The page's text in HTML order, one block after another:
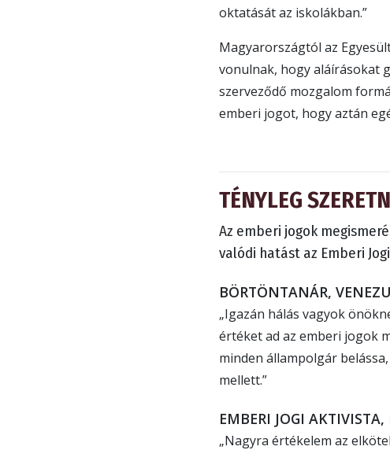
oktatását az iskolákban.”
Magyarországtól az
vonulnak, hogy aláírásokat
szerveződő mozgalom
emberi jogot, hogy aztán
TÉNYLEG
Az emberi jogok
valódi hatást az Emberi
BÖRTÖNTANÁR,
„Igazán hálás vagyok
értéket ad az emberi jogok
minden állampolgár
mellett.”
EMBERI JOGI
„Nagyra értékelem az